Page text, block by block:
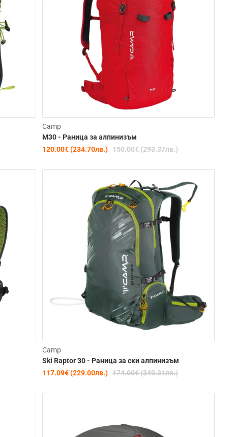
Camp
M30 - Раница за алпинизъм
120.00€ (234.70лв.) 150.00€ (293.37лв.)
Camp
Ski Raptor 30 - Раница за ски алпинизъм
117.09€ (229.00лв.) 174.00€ (340.31лв.)